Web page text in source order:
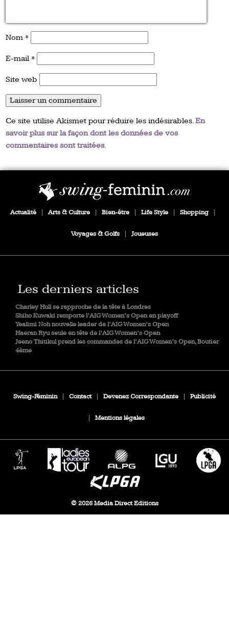
Nom *
E-mail *
Site web
Ce site utilise Akismet pour réduire les indésirables.En
savoir plus sur la façon dont les données de vos
commentaires sont traitées.
Actualité | Arts & Culture | Bien-être | Life Style | Shopping |
Voyages & Golfs | Joueuses
Les derniers articles
Charley Hull se rapproche de la tête à Londres
Shiho Kuwaki remporte l’AIG Women’s Open en playoff
Yealimi Noh nouvelle leader de l’AIG Women’s Open
Haeran Ryu seule en tête de l’AIG Women’s Open
Jeeno Thitikul prend les commandes de l’AIG Women’s Open, Boutier
4ème
Swing-Féminin | Contact | Devenez Correspondante | Publicité
| Mentions légales
© 2026 Media Direct Editions